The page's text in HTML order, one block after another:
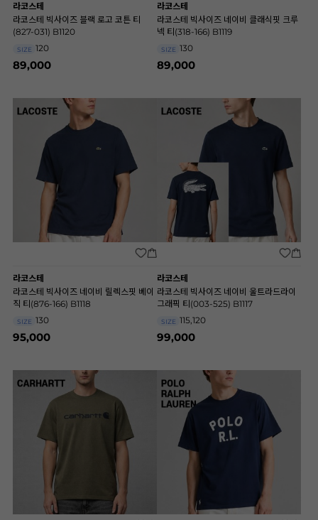
라코스테
라코스테 빅사이즈 블랙 로고 코튼 티
(827-031) B1120
SIZE 120
89,000
라코스테
라코스테 빅사이즈 네이비 클래식핏 크루
넥 티(318-166) B1119
SIZE 130
89,000
라코스테
라코스테 빅사이즈 네이비 릴렉스핏 베이
직 티(876-166) B1118
SIZE 130
95,000
라코스테
라코스테 빅사이즈 네이비 울트라드라이
그래픽 티(003-525) B1117
SIZE 115,120
99,000